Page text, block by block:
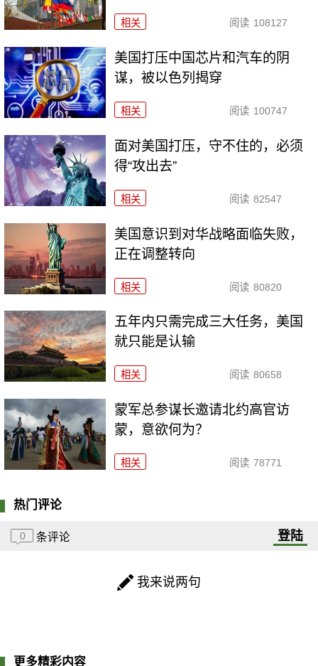
相关 阅读 108127
美国打压中国芯片和汽车的阴
谋，被以色列揭穿
相关 阅读 100747
面对美国打压，守不住的，必须
得“攻出去”
相关 阅读 82547
美国意识到对华战略面临失败，
正在调整转向
相关 阅读 80820
五年内只需完成三大任务，美国
就只能是认输
相关 阅读 80658
​蒙军总参谋长邀请北约高官访
蒙，意欲何为？
相关 阅读 78771
热门评论
0 条评论 登陆
我来说两句
更多精彩内容